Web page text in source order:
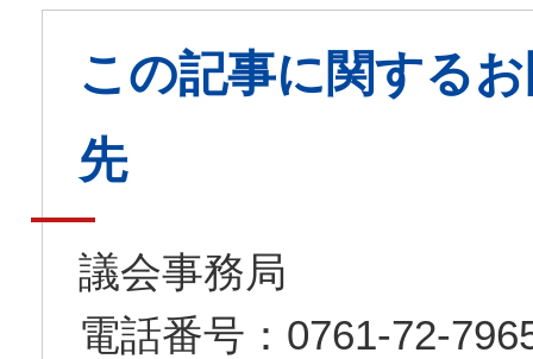
この記事に関する
先
議会事務局
電話番号：0761-72-